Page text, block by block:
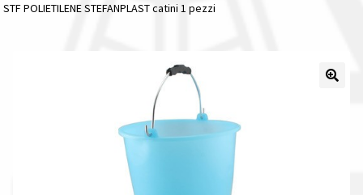
Il nostro gruppo acquisti
Acquisti in rete pubblica amministrazione
Assicurazione integrativa Garanzia3
STF POLIETILENE STEFANPLAST catini 1 pezzi